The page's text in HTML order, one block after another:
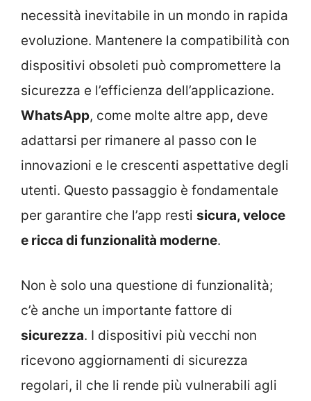
necessità inevitabile in un mondo in rapida
evoluzione. Mantenere la compatibilità con
dispositivi obsoleti può compromettere la
sicurezza e l’efficienza dell’applicazione.
WhatsApp, come molte altre app, deve
adattarsi per rimanere al passo con le
innovazioni e le crescenti aspettative degli
utenti. Questo passaggio è fondamentale
per garantire che l’app resti sicura, veloce
e ricca di funzionalità moderne.
Non è solo una questione di funzionalità;
c’è anche un importante fattore di
sicurezza. I dispositivi più vecchi non
ricevono aggiornamenti di sicurezza
regolari, il che li rende più vulnerabili agli